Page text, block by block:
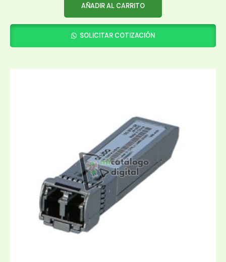
AÑADIR AL CARRITO
SOLICITAR COTIZACIÓN